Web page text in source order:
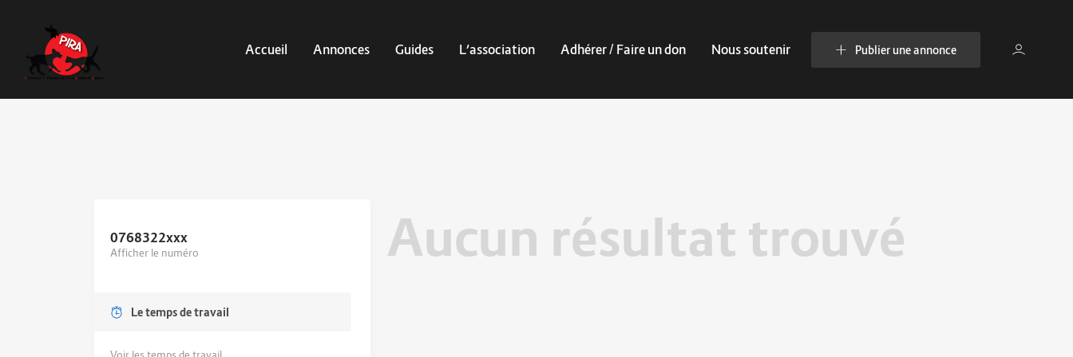
Accueil Annonces Guides L’association Adhérer / Faire un don Nous soutenir Publier une annonce
0768322xxx
Afficher le numéro
Le temps de travail
Aucun résultat trouvé